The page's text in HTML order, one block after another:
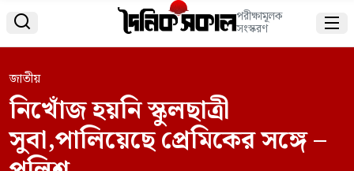
 পরীক্ষামূলক
সংস্করণ 
জাতীয়
নিখোঁজ হয়নি স্কুলছাত্রী
সুবা,পালিয়েছে প্রেমিকের সঙ্গে –